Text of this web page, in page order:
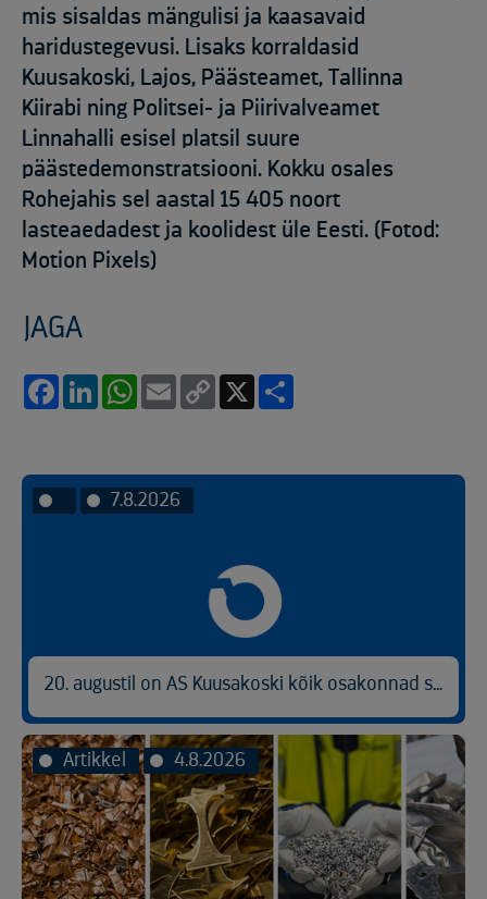
mis sisaldas mängulisi ja kaasavaid
haridustegevusi. Lisaks korraldasid
Kuusakoski, Lajos, Päästeamet, Tallinna
Kiirabi ning Politsei- ja Piirivalveamet
Linnahalli esisel platsil suure
päästedemonstratsiooni. Kokku osales
Rohejahis sel aastal 15 405 noort
lasteaedadest ja koolidest üle Eesti. (Fotod:
Motion Pixels)
JAGA
FacebookLinkedInWhatsApp
Email
Copy
7.8.2026
20. augustil on AS Kuusakoski kõik osakonnad suletud
Artikkel 4.8.2026